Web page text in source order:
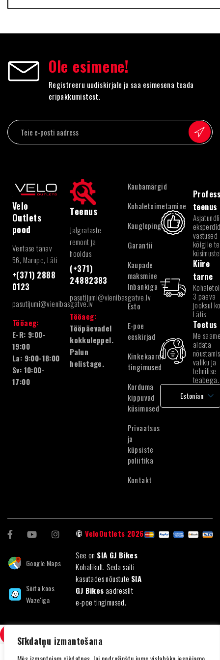
Sīkdatņu izmantošana
Ole esimene!
Registreeru uudiskirjale ja saa esimesena teada
eripakkumistest.
Velo
Outlets
pood
Ventase tänav
56, Marupe, Läti
+(371) 2888
0123
pasutijumi@vienibasgatve.lv
Tööaeg:
E-R: 9:00-
19:00
La: 9:00-18:00
Sv: 10:00-
17:00
Teenus
Jalgrataste
remont ja
hooldus
(+371)
24882383
pasutijumi@vienibasgatve.lv
Tööaeg:
Tööpäevadel
kokkuleppel.
Palun
helistage.
Kaubamärgid
Kohaletoimetamine
Kaugleping
Garantii
Kaupade
maksmine
Inbankiga
Esto
E-poe
eeskirjad
Kinkekaardi
tingimused
Korduma
kippuvad
küsimused
Privaatsus
ja
küpsiste
poliitika
Kontakt
teenus
vastused
kõigile
Kiire
tarne
3 päeva
jooksul
Lätis
Toetus
Me
aidata
valiku ja
tehnilise
teabega.
Estonian
Latvian
Google Maps
Sõita koos
Waze'iga
©VeloOutlets 2026
See on SIA GJ Bikes
Kohalikult. Seda saiti
kasutades nõustute SIA
GJ Bikes aadressilt
e-poe tingimused.